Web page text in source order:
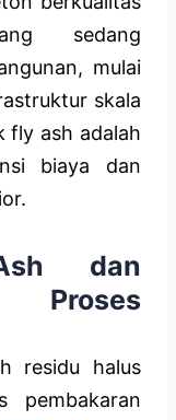
sedang
mulai
skala
fly ash adalah
biaya dan
dan
residu halus
pembakaran